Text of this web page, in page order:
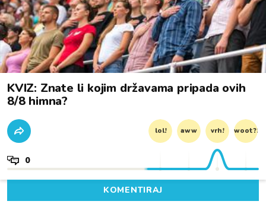
KVIZ: Znate li kojim državama pripada ovih
8/8 himna?
lol! aww vrh! woot?!
0
KOMENTIRAJ